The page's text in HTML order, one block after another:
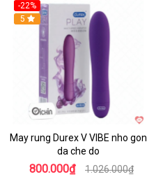
-22%
Hot
5
May rung Durex V VIBE nho gon
da che do
800.000₫ 1.026.000₫